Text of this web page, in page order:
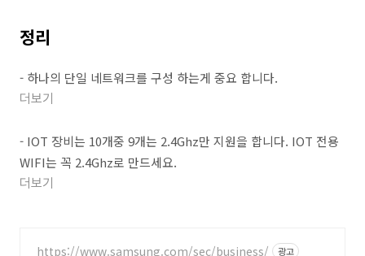
정리
- 하나의 단일 네트워크를 구성 하는게 중요 합니다.
더보기
- IOT 장비는 10개중 9개는 2.4Ghz만 지원을 합니다. IOT 전용
WIFI는 꼭 2.4Ghz로 만드세요.
더보기
https://www.samsung.com/sec/business/ 광고